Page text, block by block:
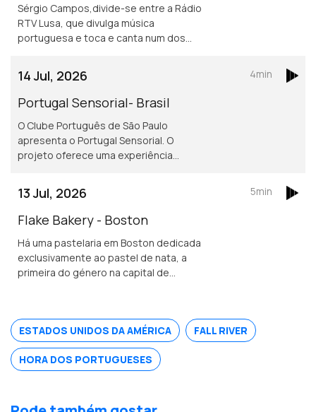
Sérgio Campos,divide-se entre a Rádio
RTV Lusa, que divulga música
portuguesa e toca e canta num dos
14 Jul, 2026
Portugal Sensorial- Brasil
O Clube Português de São Paulo
apresenta o Portugal Sensorial. O
projeto oferece uma experiência
e um show audiovisual tecnológico.
4min
13 Jul, 2026
Flake Bakery - Boston
Há uma pastelaria em Boston dedicada
exclusivamente ao pastel de nata, a
primeira do género na capital de
5min
ESTADOS UNIDOS DA AMÉRICA FALL RIVER
HORA DOS PORTUGUESES